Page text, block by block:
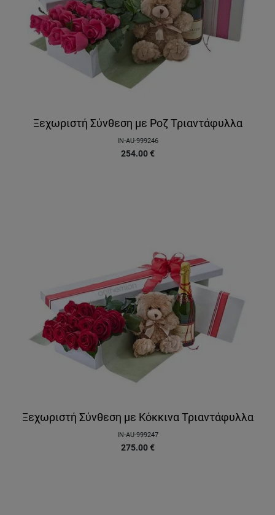
Ξεχωριστή Σύνθεση με Ροζ Τριαντάφυλλα
IN-AU-999246
254.00 €
Ξεχωριστή Σύνθεση με Κόκκινα Τριαντάφυλλα
IN-AU-999247
275.00 €